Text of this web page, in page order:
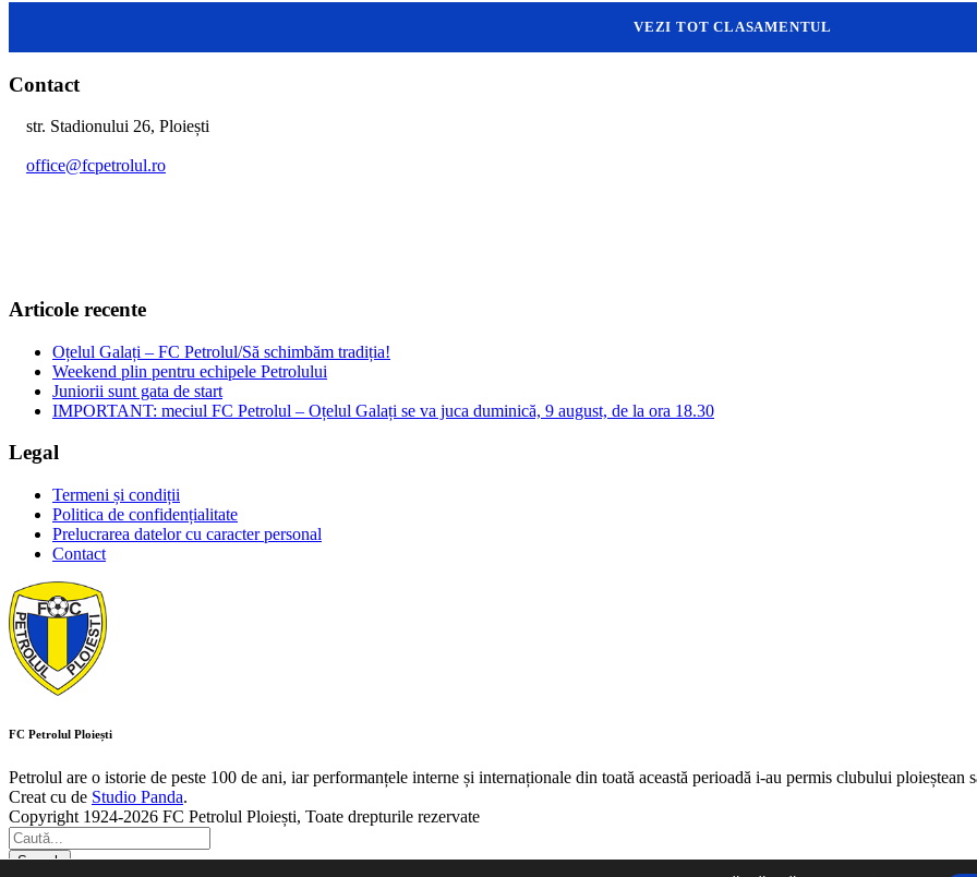
VEZI TOT CLASAMENTUL
Contact
str. Stadionului 26, Ploiești
office@fcpetrolul.ro
Articole recente
Oțelul Galați – FC Petrolul/Să schimbăm tradiția!
Weekend plin pentru echipele Petrolului
Juniorii sunt gata de start
IMPORTANT: meciul FC Petrolul – Oțelul Galați se va juca duminică, 9 august, de la ora 18.30
Legal
Termeni și condiții
Politica de confidențialitate
Prelucrarea datelor cu caracter personal
Contact
FC Petrolul Ploiești
Petrolul are o istorie de peste 100 de ani, iar performanțele interne și internaționale din toată această perioadă i-au permis clubului
Creat cu de Studio Panda.
Copyright 1924-2026 FC Petrolul Ploiești, Toate drepturile rezervate